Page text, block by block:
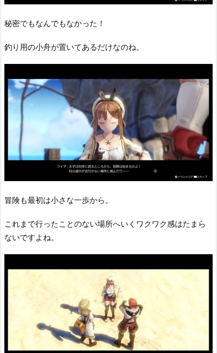
秘密でもなんでもなかった！
釣り用の小舟が置いてあるだけなのね。
冒険も最初は小さな一歩から。
これまで行ったことのない場所へいくワクワク感はたまら
ないですよね。